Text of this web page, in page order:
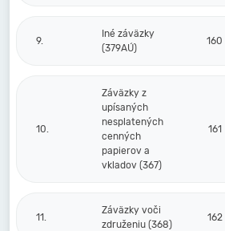
9.
Iné záväzky
(379AÚ)
160
10.
Záväzky z
upísaných
nesplatených
cenných
papierov a
vkladov (367)
161
11.
Záväzky voči
združeniu (368)
162